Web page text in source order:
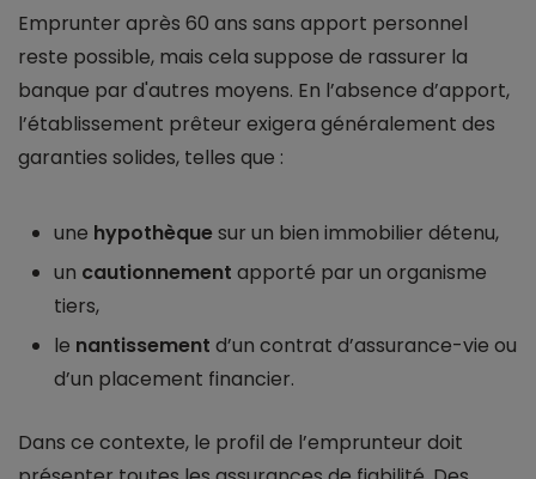
Emprunter après 60 ans sans apport personnel
reste possible, mais cela suppose de rassurer la
banque par d'autres moyens. En l’absence d’apport,
l’établissement prêteur exigera généralement des
garanties solides, telles que :
une hypothèquesur un bien immobilier détenu,
un cautionnement apporté par un organisme
tiers,
le nantissement d’un contrat d’assurance-vie ou
d’un placement financier.
Dans ce contexte, le profil de l’emprunteur doit